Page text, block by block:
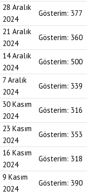
28 Aralık
2024
Gösterim: 377
21 Aralık
2024
Gösterim: 360
14 Aralık
2024
Gösterim: 500
7 Aralık
2024
Gösterim: 339
30 Kasım
2024
Gösterim: 316
23 Kasım
2024
Gösterim: 353
16 Kasım
2024
Gösterim: 318
9 Kasım
2024
Gösterim: 390